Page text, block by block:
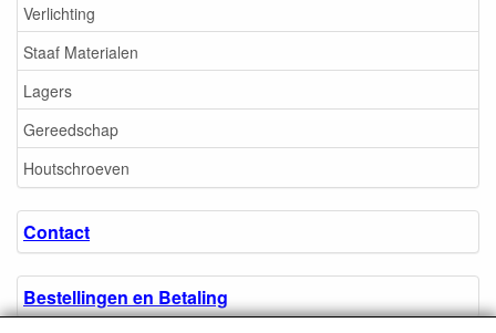
Verlichting
Staaf Materialen
Lagers
Gereedschap
Houtschroeven
Contact
Bestellingen en Betaling